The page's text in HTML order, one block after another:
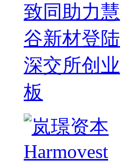
致同助力慧
谷新材登陆
深交所创业
板